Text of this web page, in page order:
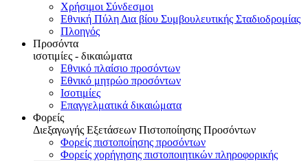
Χρήσιμοι Σύνδεσμοι
Εθνική Πύλη Δια βίου Συμβουλευτικής Σταδιοδρομίας
Πλοηγός
Προσόντα
ισοτιμίες - δικαιώματα
Εθνικό πλαίσιο προσόντων
Εθνικό μητρώο προσόντων
Ισοτιμίες
Επαγγελματικά δικαιώματα
Φορείς
Διεξαγωγής Εξετάσεων Πιστοποίησης Προσόντων
Φορείς πιστοποίησης προσόντων
Φορείς χορήγησης πιστοποιητικών πληροφορικής